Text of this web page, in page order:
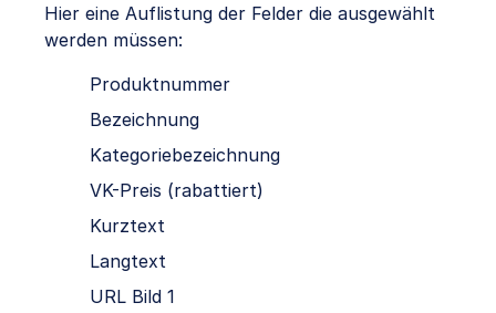
Hier eine Auflistung der Felder die ausgewählt
werden müssen:
Produktnummer
Bezeichnung
Kategoriebezeichnung
VK-Preis (rabattiert)
Kurztext
Langtext
URL Bild 1